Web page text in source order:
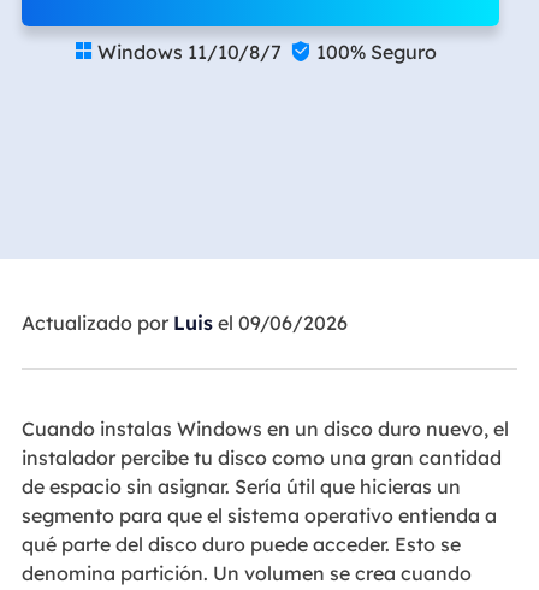
 Windows 11/10/8/7  100% Seguro
Actualizado por Luisel 09/06/2026
Cuando instalas Windows en un disco duro nuevo, el
instalador percibe tu disco como una gran cantidad
de espacio sin asignar. Sería útil que hicieras un
segmento para que el sistema operativo entienda a
qué parte del disco duro puede acceder. Esto se
denomina partición. Un volumen se crea cuando